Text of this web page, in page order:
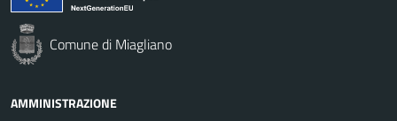
Comune di Miagliano
AMMINISTRAZIONE